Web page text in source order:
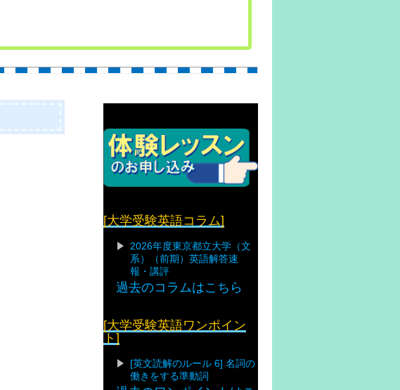
[大学受験英語コラム]
2026年度東京都立大学（文
系）（前期）英語解答速
報・講評
過去のコラムはこちら
[大学受験英語ワンポイン
ト]
[英文読解のルール 6] 名詞の
働きをする準動詞